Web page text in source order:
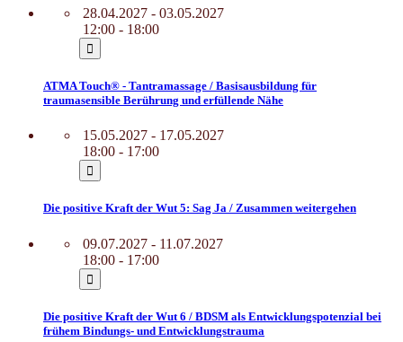
28.04.2027 - 03.05.2027
12:00 - 18:00
ATMA Touch® - Tantramassage / Basisausbildung für
traumasensible Berührung und erfüllende Nähe
15.05.2027 - 17.05.2027
18:00 - 17:00
Die positive Kraft der Wut 5: Sag Ja / Zusammen weitergehen
09.07.2027 - 11.07.2027
18:00 - 17:00
Die positive Kraft der Wut 6 / BDSM als Entwicklungspotenzial bei
frühem Bindungs- und Entwicklungstrauma